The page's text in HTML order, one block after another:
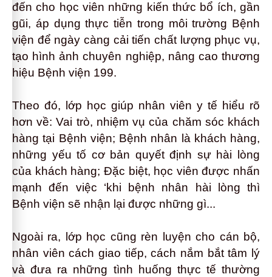
đến cho học viên những kiến thức bổ ích, gần
gũi, áp dụng thực tiễn trong môi trường Bệnh
viện để ngày càng cải tiến chất lượng phục vụ,
tạo hình ảnh chuyên nghiệp, nâng cao thương
hiệu Bệnh viện 199.
Theo đó,
lớp học giúp nhân viên y tế hiểu rõ
hơnvề: Vai trò, nhiệm vụ của chăm sóc khách
hàng tại Bệnh viện; Bệnh nhân là khách hàng,
những yếu tố cơ bản quyết định sự hài lòng
của khách hàng; Đặc biệt, học viên được nhấn
mạnh đến việc
‘khi bệnh nhân hài lòng thì
Bệnh viện sẽ nhận lại được những gì...
Ngoài ra, lớp học cũng rèn luyện cho cán bộ,
nhân viên cách giao tiếp, cách nắm bắt tâm lý
và đưa ra những tình huống thực tế thường